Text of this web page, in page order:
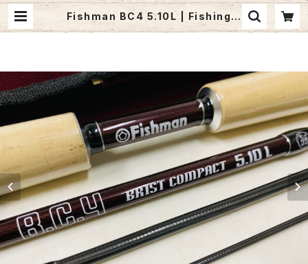
Fishman BC4 5.10L | Fishing T
ackle BLUE MARLIN